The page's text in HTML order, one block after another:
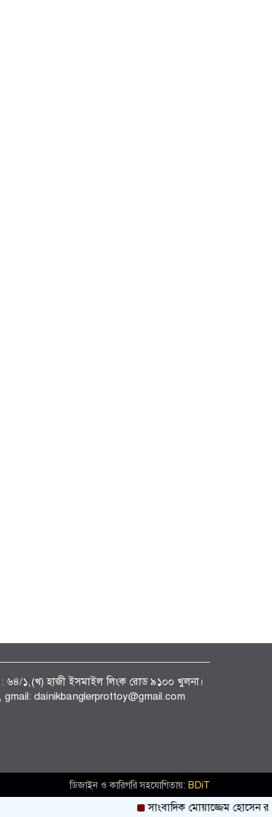
: ৬৪/১,(খ) হাজী ইসমাইল লিংক রোড ৯১০০ খুলনা।
dainikbanglerprottoy@gmail.com
সাংবাদিক মোয়াজ্জেম হোসেন
ডিজাইন ও কারিগরি সহযোগিতায়: BDiT